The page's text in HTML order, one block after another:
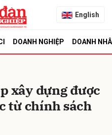
English
DOANH NGHIỆP DOANH
xây dựng được
từ chính sách